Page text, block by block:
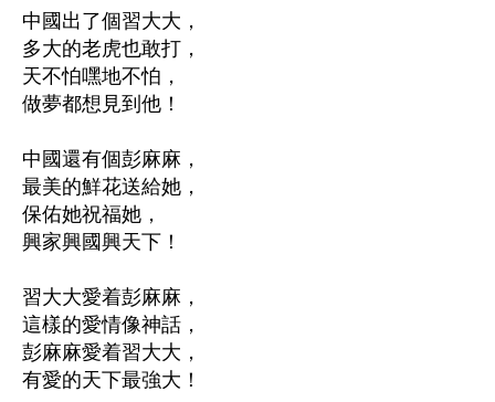
中國出了個習大大，
多大的老虎也敢打，
天不怕嘿地不怕，
做夢都想見到他！
中國還有個彭麻麻，
最美的鮮花送給她，
保佑她祝福她，
興家興國興天下！
習大大愛着彭麻麻，
這樣的愛情像神話，
彭麻麻愛着習大大，
有愛的天下最強大！